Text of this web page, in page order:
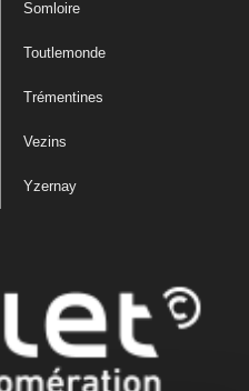
Somloire
Toutlemonde
Trémentines
Vezins
Yzernay